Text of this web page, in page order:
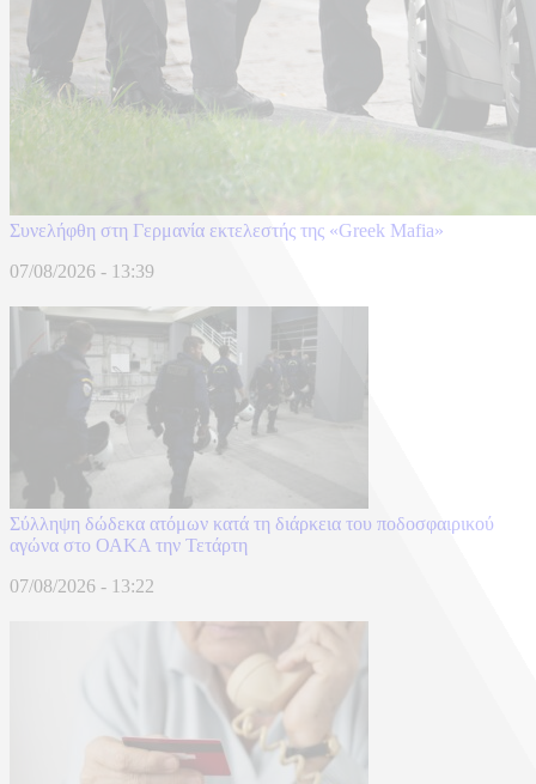
Συνελήφθη στη Γερμανία εκτελεστής της «Greek Mafia»
07/08/2026 - 13:39
Σύλληψη δώδεκα ατόμων κατά τη διάρκεια του ποδοσφαιρικού
αγώνα στο ΟΑΚΑ την Τετάρτη
07/08/2026 - 13:22